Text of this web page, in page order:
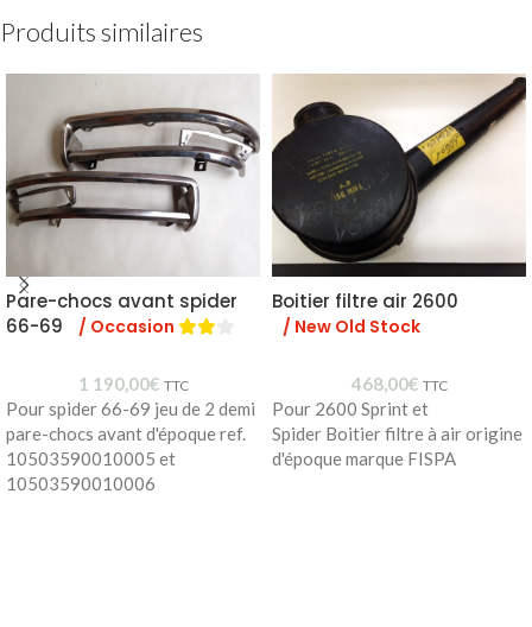
Produits similaires
Pare-chocs avant spider
66-69
/ Occasion
1 190,00€ TTC
Pour spider 66-69 jeu de 2 demi
pare-chocs avant d'époque ref.
10503590010005 et
10503590010006
Boitier filtre air 2600
/ New Old Stock
468,00€ TTC
Pour 2600 Sprint et
Spider Boitier filtre à air origine
d'époque marque FISPA